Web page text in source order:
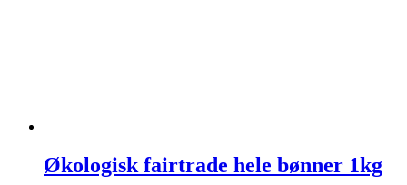
Økologisk fairtrade hele bønner 1kg